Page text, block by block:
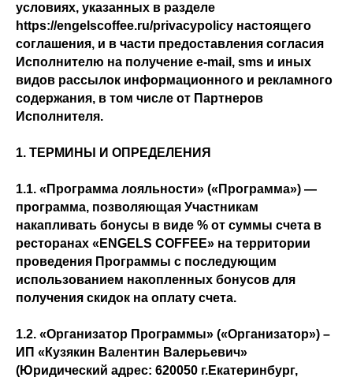
условиях, указанных в разделе
https://engelscoffee.ru/privacypolicy настоящего
соглашения, и в части предоставления согласия
Исполнителю на получение e-mail, sms и иных
видов рассылок информационного и рекламного
содержания, в том числе от Партнеров
Исполнителя.
1. ТЕРМИНЫ И ОПРЕДЕЛЕНИЯ
1.1. «Программа лояльности» («Программа») —
программа, позволяющая Участникам
накапливать бонусы в виде % от суммы счета в
ресторанах «ENGELS COFFEE» на территории
проведения Программы с последующим
использованием накопленных бонусов для
получения скидок на оплату счета.
1.2. «Организатор Программы» («Организатор») –
ИП «Кузякин Валентин Валерьевич»
(Юридический адрес: 620050 г.Екатеринбург,